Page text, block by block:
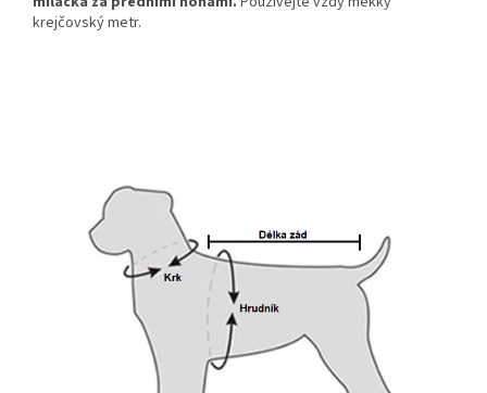
krejčovský metr.